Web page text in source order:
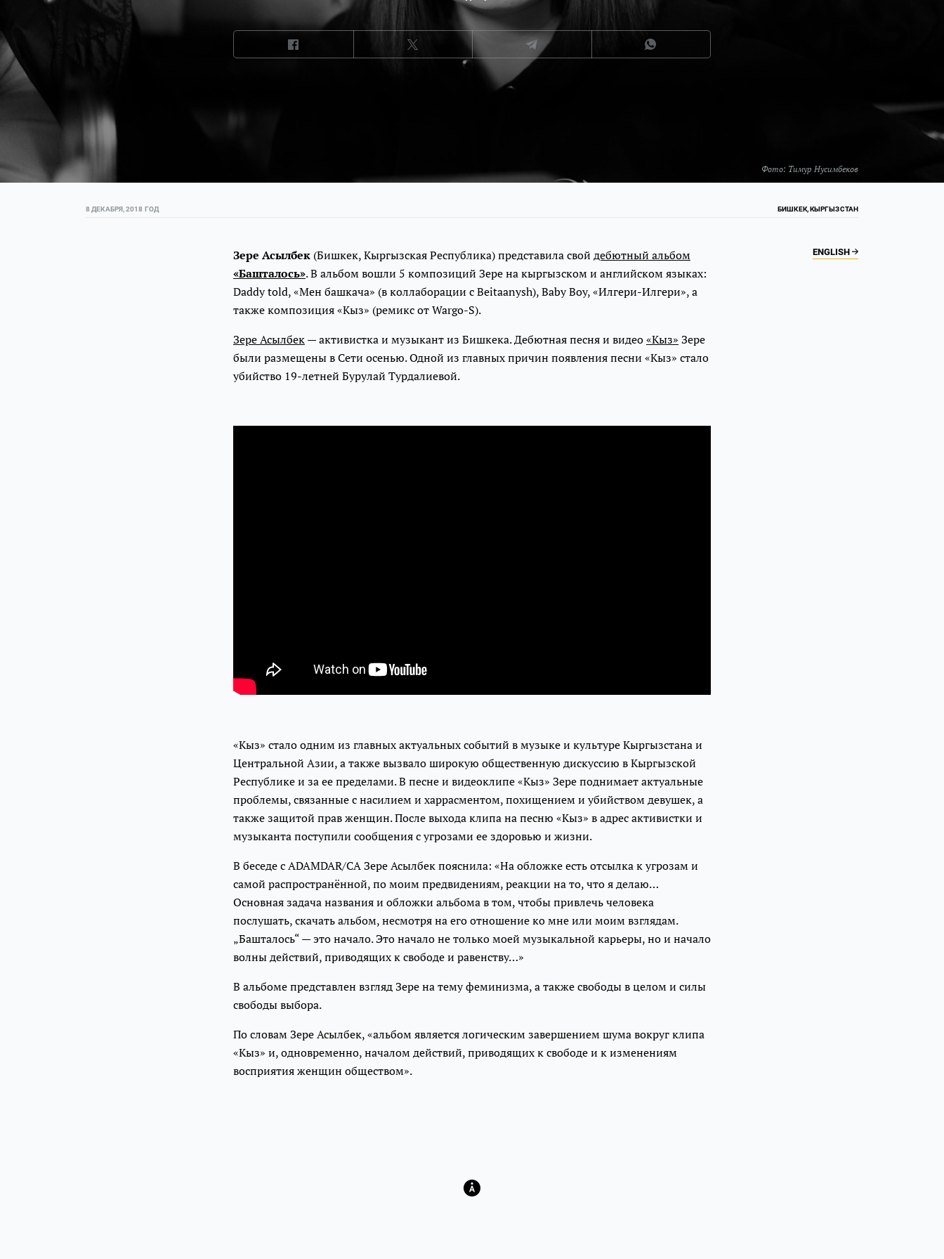
Фото: Тимур Нусимбеков
8 ДЕКАБРЯ, 2018 ГОД БИШКЕК, КЫРГЫЗСТАН
ENGLISH
Зере Асылбек (Бишкек, Кыргызская Республика) представила свой дебютный альбом
«Башталось». В альбом вошли 5 композиций Зере на кыргызском и английском языках:
Daddy told, «Мен башкача» (в коллаборации с Beitaanysh), Baby Boy, «Илгери-Илгери», а
также композиция «Кыз» (ремикс от Wargo-S).
Зере Асылбек— активистка и музыкант из Бишкека. Дебютная песня и видео«Кыз» Зере
были размещены в Сети осенью. Одной из главных причин появления песни «Кыз» стало
убийство 19-летней Бурулай Турдалиевой.
«Кыз» стало одним из главных актуальных событий в музыке и культуре Кыргызстана и
Центральной Азии, а также вызвало широкую общественную дискуссию в Кыргызской
Республике и за ее пределами. В песне и видеоклипе «Кыз» Зере поднимает актуальные
проблемы, связанные с насилием и харрасментом, похищением и убийством девушек, а
также защитой прав женщин. После выхода клипа на песню «Кыз» в адрес активистки и
музыканта поступили сообщения с угрозами ее здоровью и жизни.
В беседе с ADAMDAR/CA Зере Асылбек пояснила: «На обложке есть отсылка к угрозам и
самой распространённой, по моим предвидениям, реакции на то, что я делаю…
Основная задача названия и обложки альбома в том, чтобы привлечь человека
послушать, скачать альбом, несмотря на его отношение ко мне или моим взглядам.
„Башталось“ — это начало. Это начало не только моей музыкальной карьеры, но и начало
волны действий, приводящих к свободе и равенству…»
В альбоме представлен взгляд Зере на тему феминизма, а также свободы в целом и силы
свободы выбора.
По словам Зере Асылбек, «альбом является логическим завершением шума вокруг клипа
«Кыз» и, одновременно, началом действий, приводящих к свободе и к изменениям
восприятия женщин обществом».